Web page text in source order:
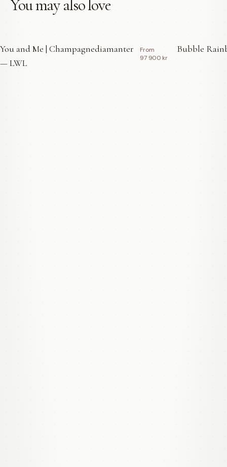
You may also love
You and Me | Champagnediamanter
— LWL
From
97 900 kr
Bubble